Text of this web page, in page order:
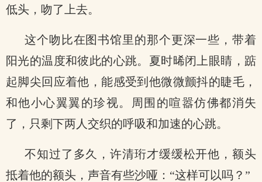
低头，吻了上去。
这个吻比在图书馆里的那个更深一些，带着
阳光的温度和彼此的心跳。夏时晞闭上眼睛，踮
起脚尖回应着他，能感受到他微微颤抖的睫毛，
和他小心翼翼的珍视。周围的喧嚣仿佛都消失
了，只剩下两人交织的呼吸和加速的心跳。
不知过了多久，许清珩才缓缓松开他，额头
抵着他的额头，声音有些沙哑：“这样可以吗？”